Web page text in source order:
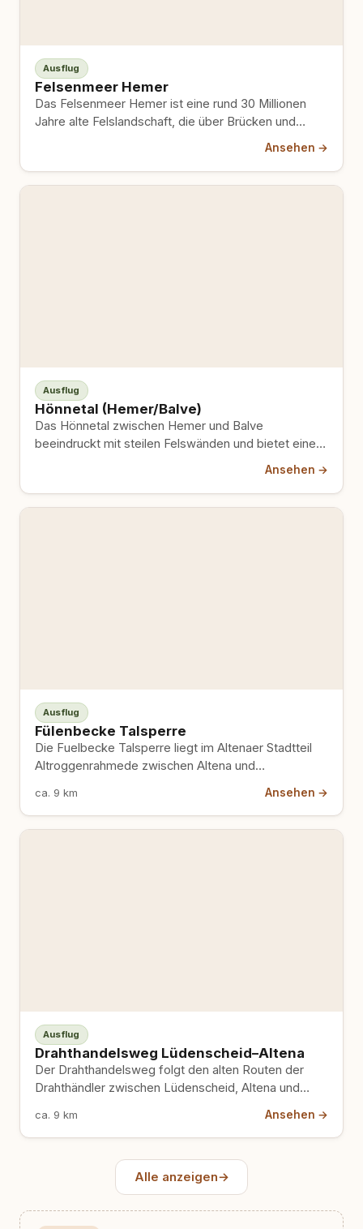
Ausflug
Felsenmeer Hemer
Das Felsenmeer Hemer ist eine rund 30 Millionen
Jahre alte Felslandschaft, die über Brücken und
Ansehen →
Ausflug
Hönnetal (Hemer/Balve)
Das Hönnetal zwischen Hemer und Balve
beeindruckt mit steilen Felswänden und bietet eine
Ansehen →
Ausflug
Fülenbecke Talsperre
Die Fuelbecke Talsperre liegt im Altenaer Stadtteil
Altroggenrahmede zwischen Altena und
ca. 9 km Ansehen →
Ausflug
Drahthandelsweg Lüdenscheid–Altena
Der Drahthandelsweg folgt den alten Routen der
Drahthändler zwischen Lüdenscheid, Altena und
ca. 9 km Ansehen →
Alle anzeigen→